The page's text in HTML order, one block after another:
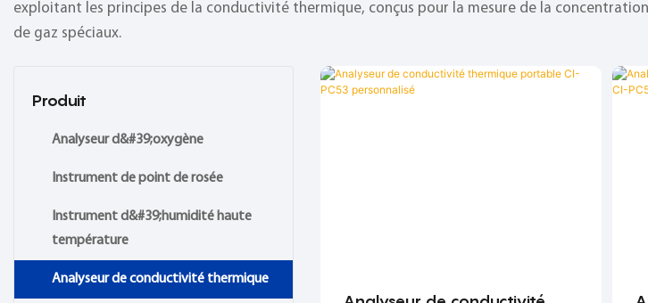
exploitant les principes de la conductivité thermique, conçus pour la mesure de la
de gaz spéciaux.
Produit
Analyseur d&#39;oxygène
Instrument de point de rosée
Instrument d&#39;humidité haute
température
Analyseur de conductivité thermique